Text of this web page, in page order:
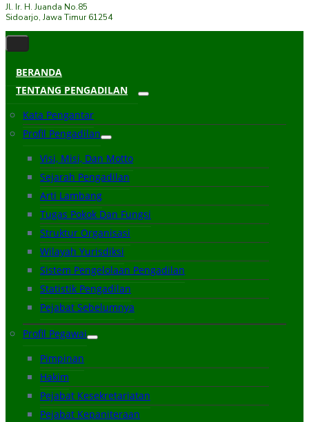
Jl. Ir. H. Juanda No.85
Sidoarjo, Jawa Timur 61254
BERANDA
TENTANG PENGADILAN
Kata Pengantar
Profil Pengadilan
Visi, Misi, Dan Motto
Sejarah Pengadilan
Arti Lambang
Tugas Pokok Dan Fungsi
Struktur Organisasi
Wilayah Yurisdiksi
Sistem Pengelolaan Pengadilan
Statistik Pengadilan
Pejabat Sebelumnya
Profil Pegawai
Pimpinan
Hakim
Pejabat Kesekretariatan
Pejabat Kepaniteraan